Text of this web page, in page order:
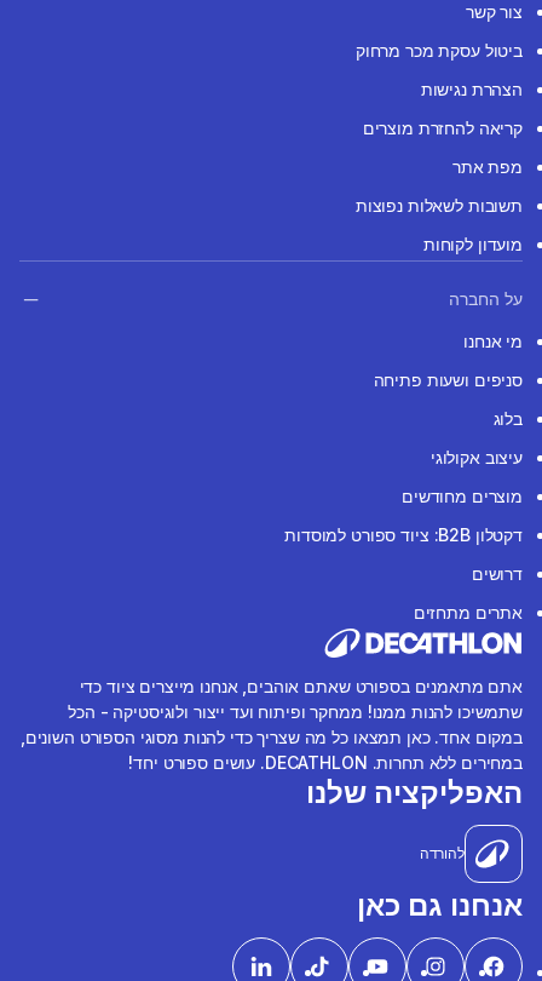
צור קשר
ביטול עסקת מכר מרחוק
הצהרת נגישות
קריאה להחזרת מוצרים
מפת אתר
תשובות לשאלות נפוצות
מועדון לקוחות
על החברה
מי אנחנו
סניפים ושעות פתיחה
בלוג
עיצוב אקולוגי
מוצרים מחודשים
דקטלון B2B: ציוד ספורט למוסדות
דרושים
אתרים מתחזים
אתם מתאמנים בספורט שאתם אוהבים, אנחנו מייצרים ציוד כדי
שתמשיכו להנות ממנו! ממחקר ופיתוח ועד ייצור ולוגיסטיקה - הכל
במקום אחד. כאן תמצאו כל מה שצריך כדי להנות מסוגי הספורט השונים,
במחירים ללא תחרות. DECATHLON. עושים ספורט יחד!
האפליקציה שלנו
להורדה
אנחנו גם כאן